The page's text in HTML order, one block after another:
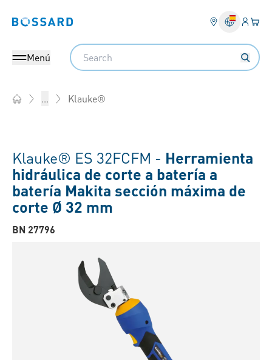
Bossard homepage
Menú
Search
... Klauke®
Klauke® ES 32FCFM - Herramienta
hidráulica de corte a batería a
batería Makita sección máxima de
corte Ø 32 mm
BN 27796